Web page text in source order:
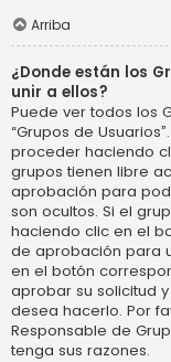
Arriba
¿Donde están los
unir a ellos?
Puede ver todos los
“Grupos de
proceder haciendo
grupos tienen libre
aprobación para
son ocultos. Si el
haciendo clic en el
de aprobación para
en el botón
aprobar su solicitud
desea hacerlo. Por
Responsable de
tenga sus razones.